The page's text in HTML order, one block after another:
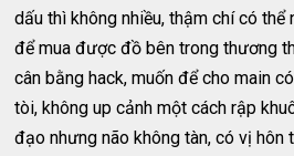
dấu thì không nhiều, thậm chí có
để mua được đồ bên trong thương
cân bằng hack, muốn để cho main
tòi, không up cảnh một cách rập
đạo nhưng não không tàn, có vị